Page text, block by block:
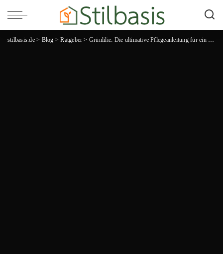
stilbasis.de> Blog >Ratgeber > Grünlilie: Die ultimative Pflegeanleitung für ein grüneres Zuhause